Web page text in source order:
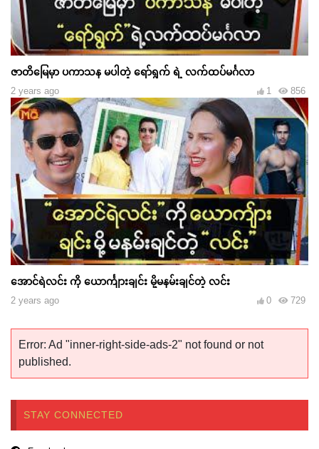
ဇာတိမြေမှာ ပကာသန မပါတဲ့ ရော်ရွက် ရဲ့ လက်ထပ်မင်္ဂလာ
2 years ago 856
1
အောင်ရဲလင်း ကို ယောင်္ကျားချင်း မို့မနမ်းချင်တဲ့ လင်း
2 years ago 729
0
Error: Ad "inner-right-side-ads-2" not found or not
published.
STAY CONNECTED